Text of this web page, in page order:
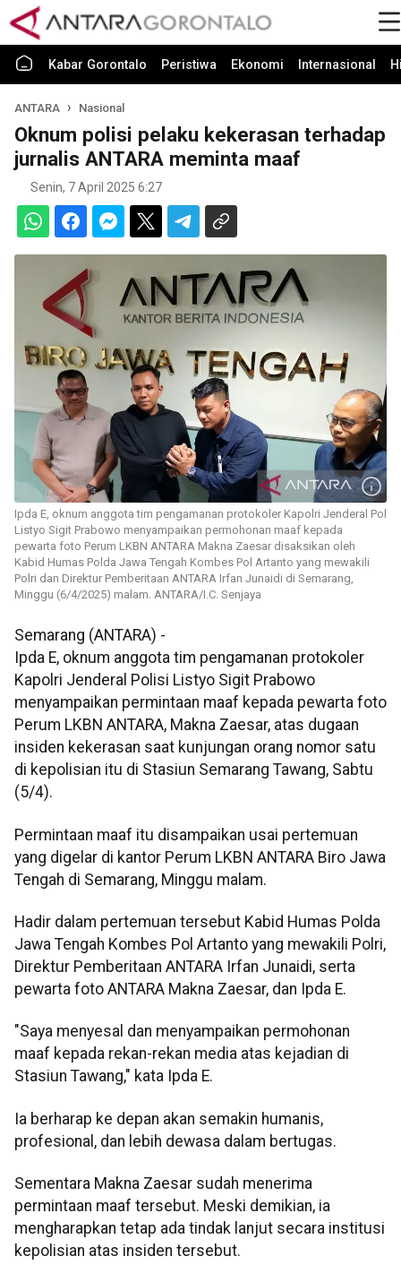
Kabar Gorontalo Peristiwa Ekonomi Internasional
ANTARA Nasional
Oknum polisi pelaku kekerasan terhadap
jurnalis ANTARA meminta maaf
Senin, 7 April 2025 6:27
Ipda E, oknum anggota tim pengamanan protokoler Kapolri Jenderal Pol
Listyo Sigit Prabowo menyampaikan permohonan maaf kepada
pewarta foto Perum LKBN ANTARA Makna Zaesar disaksikan oleh
Kabid Humas Polda Jawa Tengah Kombes Pol Artanto yang mewakili
Polri dan Direktur Pemberitaan ANTARA Irfan Junaidi di Semarang,
Minggu (6/4/2025) malam. ANTARA/I.C. Senjaya
Semarang (ANTARA) -
Ipda E, oknum anggota tim pengamanan protokoler
Kapolri Jenderal Polisi Listyo Sigit Prabowo
menyampaikan permintaan maaf kepada pewarta foto
Perum LKBN ANTARA, Makna Zaesar, atas dugaan
insiden kekerasan saat kunjungan orang nomor satu
di kepolisian itu di Stasiun Semarang Tawang, Sabtu
(5/4).
Permintaan maaf itu disampaikan usai pertemuan
yang digelar di kantor Perum LKBN ANTARA Biro Jawa
Tengah di Semarang, Minggu malam.
Hadir dalam pertemuan tersebut Kabid Humas Polda
Jawa Tengah Kombes Pol Artanto yang mewakili Polri,
Direktur Pemberitaan ANTARA Irfan Junaidi, serta
pewarta foto ANTARA Makna Zaesar, dan Ipda E.
"Saya menyesal dan menyampaikan permohonan
maaf kepada rekan-rekan media atas kejadian di
Stasiun Tawang," kata Ipda E.
Ia berharap ke depan akan semakin humanis,
profesional, dan lebih dewasa dalam bertugas.
Sementara Makna Zaesar sudah menerima
permintaan maaf tersebut. Meski demikian, ia
mengharapkan tetap ada tindak lanjut secara institusi
kepolisian atas insiden tersebut.